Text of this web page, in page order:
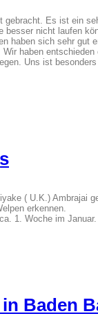
Es ist ein
nicht laufen
haben sich sehr gut
haben
Uns ist
( U.K.) Ambrajai
erkennen.
1. Woche im Januar.
Baden